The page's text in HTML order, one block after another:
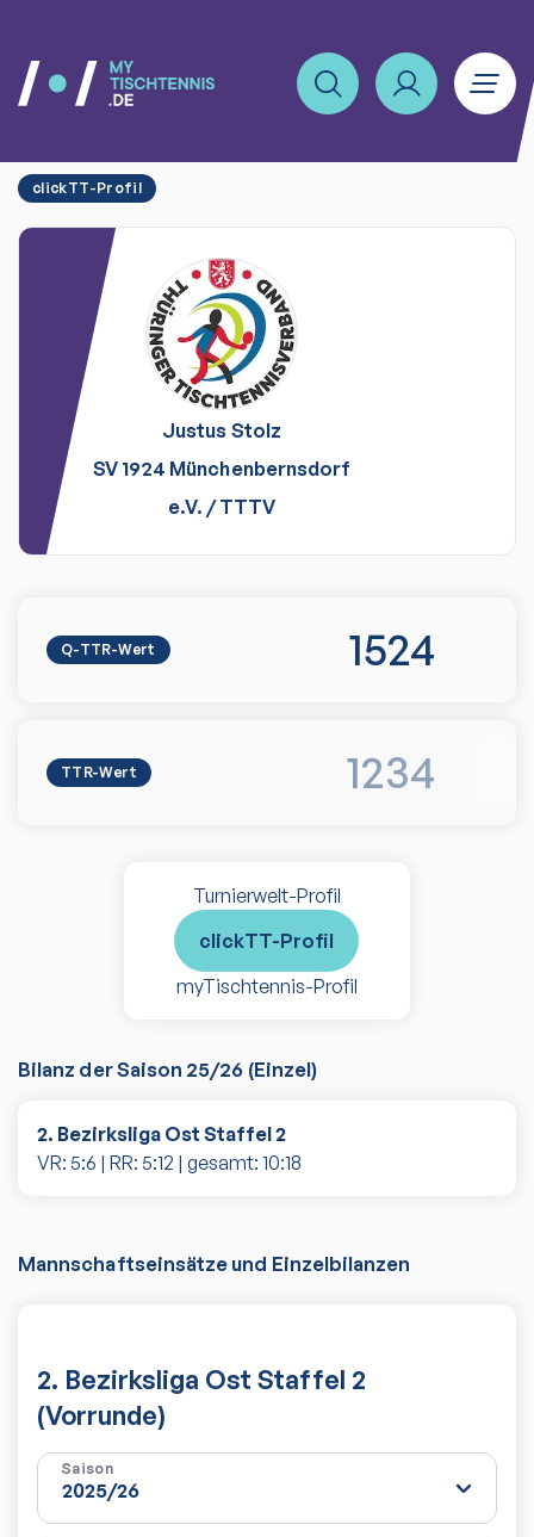
clickTT-Profil
Justus Stolz
SV 1924 Münchenbernsdorf
e.V. /TTTV
Q-TTR-Wert 1524
TTR-Wert 1234
Turnierwelt-Profil
clickTT-Profil
myTischtennis-Profil
Bilanz der Saison 25/26 (Einzel)
2. Bezirksliga Ost Staffel 2
VR: 5:6 | RR: 5:12 | gesamt: 10:18
Mannschaftseinsätze und Einzelbilanzen
2. Bezirksliga Ost Staffel 2
(Vorrunde)
Saison